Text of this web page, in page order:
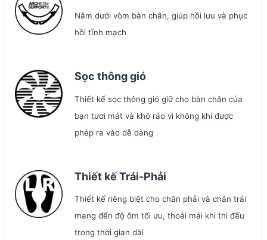
Nằm dưới vòm bàn chân, giúp hồi lưu và phục
hồi tĩnh mạch
Sọc thông gió
Thiết kế sọc thông gió giữ cho bàn chân của
bạn tươi mát và khô ráo vì không khí được
phép ra vào dễ dàng
Thiết kế Trái-Phải
Thiết kế riêng biệt cho chân phải và chân trái
mang đến độ ôm tối ưu, thoải mái khi thi đấu
trong thời gian dài